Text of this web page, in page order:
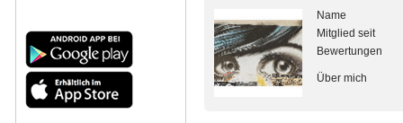
Name
Mitglied seit
Bewertungen
Über mich